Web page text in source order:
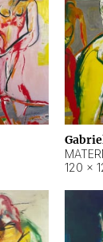
120 ×